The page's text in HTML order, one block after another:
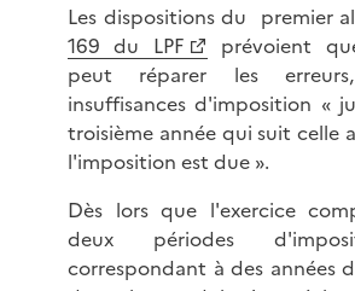
Les dispositions du premier
169 du LPF
prévoient
peut réparer les
insuffisances d'imposition «
troisième année qui suit celle
l'imposition est due ».
Dès lors que l'exercice
deux périodes
correspondant à des années